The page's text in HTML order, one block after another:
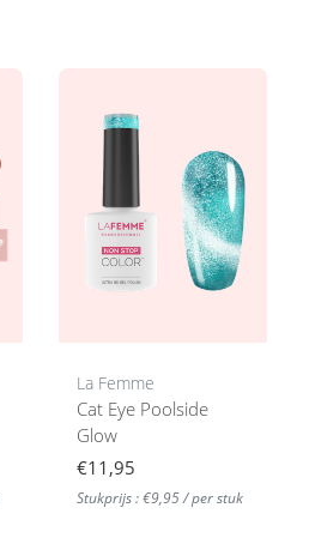
La Femme
Cat Eye Poolside
Glow
€11,95
Stukprijs : €9,95 / per stuk